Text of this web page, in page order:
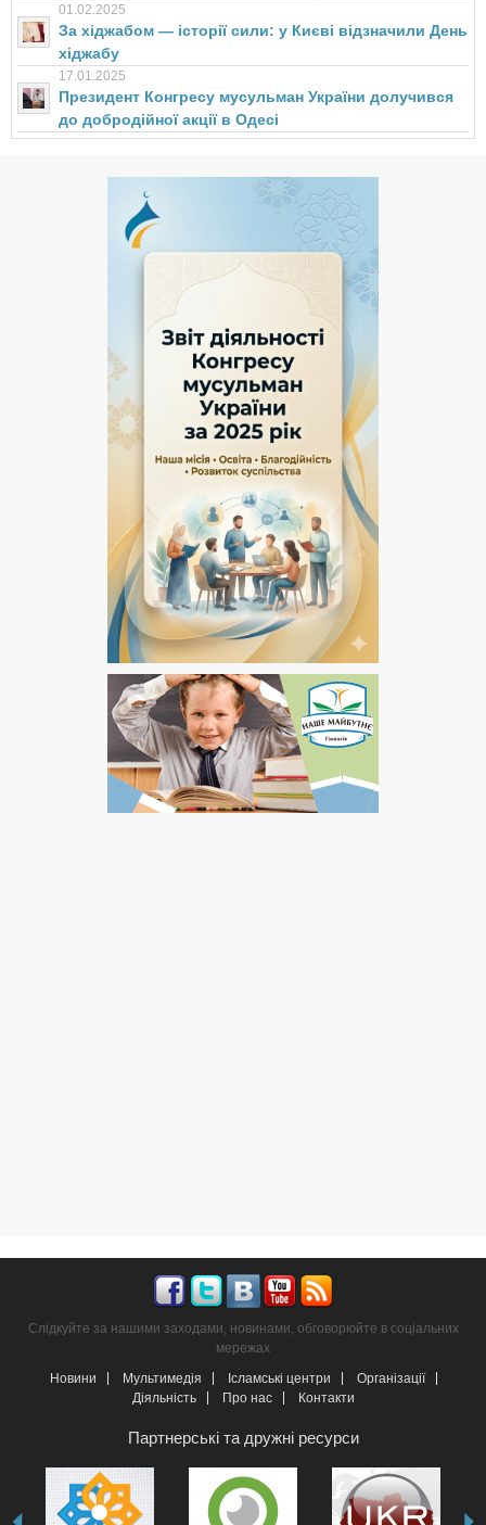
01.02.2025
За хіджабом — історії сили: у Києві відзначили День
хіджабу
17.01.2025
Президент Конгресу мусульман України долучився
до добродійної акції в Одесі
Слідкуйте за нашими заходами, новинами, обговорюйте в соціальних
мережах
Новини
Мультимедія Ісламські центри
Організації
Діяльність
Про нас Контакти
Партнерські та дружні ресурси